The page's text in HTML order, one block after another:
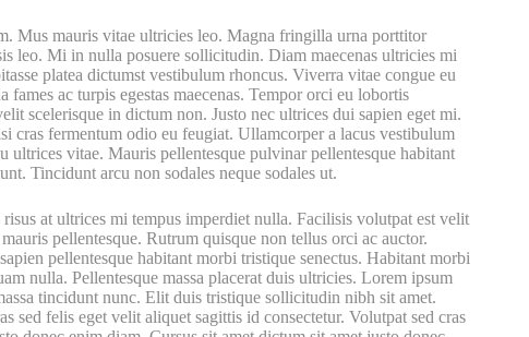
Mus mauris vitae ultricies leo. Magna fringilla urna porttitor
leo. Mi in nulla posuere sollicitudin. Diam maecenas ultricies mi
platea dictumst vestibulum rhoncus. Viverra vitae congue eu
fames ac turpis egestas maecenas. Tempor orci eu lobortis
scelerisque in dictum non. Justo nec ultrices dui sapien eget mi.
fermentum odio eu feugiat. Ullamcorper a lacus vestibulum
ultrices vitae. Mauris pellentesque pulvinar pellentesque habitant
Tincidunt arcu non sodales neque sodales ut.
at ultrices mi tempus imperdiet nulla. Facilisis volutpat est velit
pellentesque. Rutrum quisque non tellus orci ac auctor.
pellentesque habitant morbi tristique senectus. Habitant morbi
nulla. Pellentesque massa placerat duis ultricies. Lorem ipsum
tincidunt nunc. Elit duis tristique sollicitudin nibh sit amet.
sed felis eget velit aliquet sagittis id consectetur. Volutpat sed cras